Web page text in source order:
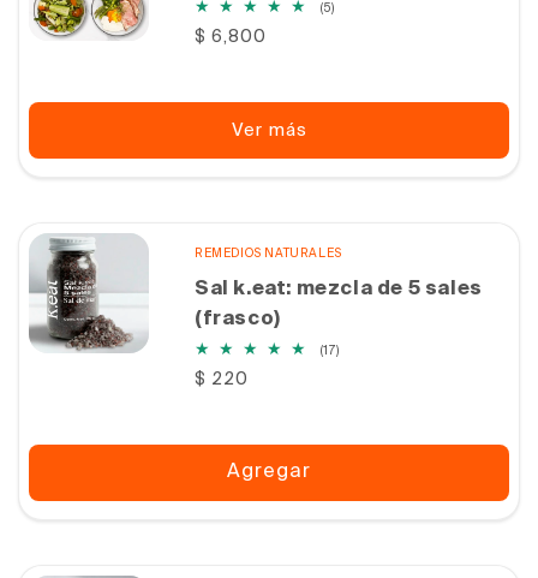
(5)5
Precio
$ 6,800
Ver más
REMEDIOS NATURALES
Sal k.eat: mezcla de 5 sales
(frasco)
(17)17
Precio
$ 220
Agregar